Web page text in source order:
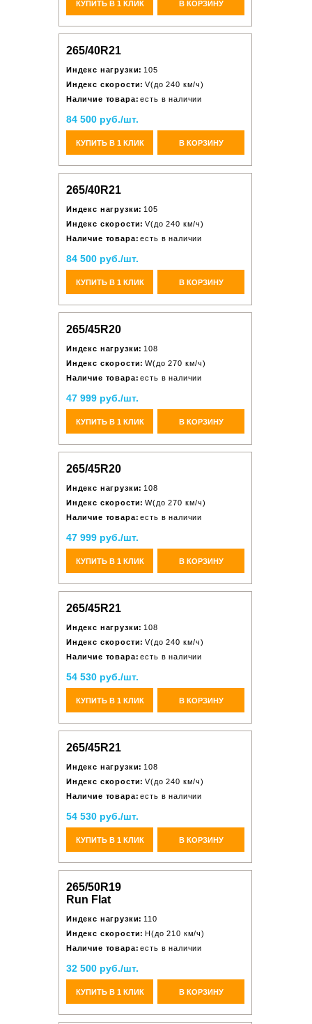
КУПИТЬ В 1 КЛИК В КОРЗИНУ
265/40R21
Индекс нагрузки: 105
Индекс скорости: V(до 240 км/ч)
Наличие товара: есть в наличии
84 500 руб./шт.
КУПИТЬ В 1 КЛИК В КОРЗИНУ
265/40R21
Индекс нагрузки: 105
Индекс скорости: V(до 240 км/ч)
Наличие товара: есть в наличии
84 500 руб./шт.
КУПИТЬ В 1 КЛИК В КОРЗИНУ
265/45R20
Индекс нагрузки: 108
Индекс скорости: W(до 270 км/ч)
Наличие товара: есть в наличии
47 999 руб./шт.
КУПИТЬ В 1 КЛИК В КОРЗИНУ
265/45R20
Индекс нагрузки: 108
Индекс скорости: W(до 270 км/ч)
Наличие товара: есть в наличии
47 999 руб./шт.
КУПИТЬ В 1 КЛИК В КОРЗИНУ
265/45R21
Индекс нагрузки: 108
Индекс скорости: V(до 240 км/ч)
Наличие товара: есть в наличии
54 530 руб./шт.
КУПИТЬ В 1 КЛИК В КОРЗИНУ
265/45R21
Индекс нагрузки: 108
Индекс скорости: V(до 240 км/ч)
Наличие товара: есть в наличии
54 530 руб./шт.
КУПИТЬ В 1 КЛИК В КОРЗИНУ
265/50R19
Run Flat
Индекс нагрузки: 110
Индекс скорости: H(до 210 км/ч)
Наличие товара: есть в наличии
32 500 руб./шт.
КУПИТЬ В 1 КЛИК В КОРЗИНУ